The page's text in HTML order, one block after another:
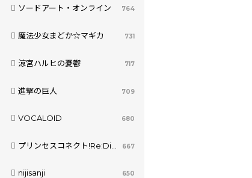
ソードアート・オンライン 764
魔法少女まどか☆マギカ 731
涼宮ハルヒの憂鬱 717
進撃の巨人 709
VOCALOID 680
プリンセスコネクト!Re:Dive 667
nijisanji 650